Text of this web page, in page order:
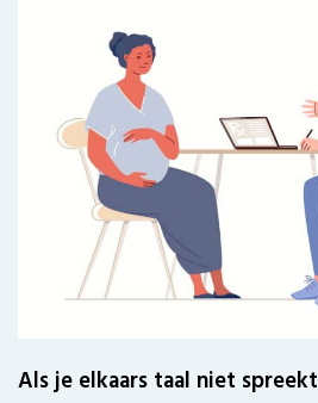
Als je elkaars taal niet spreekt